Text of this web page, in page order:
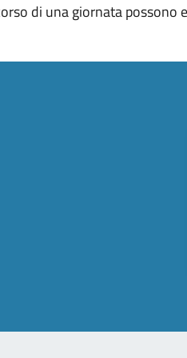
di una giornata possono